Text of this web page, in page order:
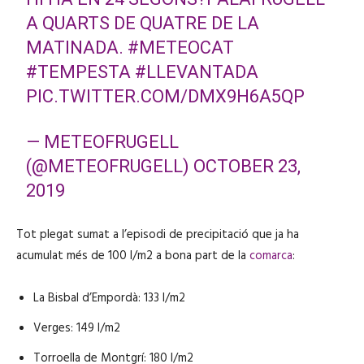
A QUARTS DE QUATRE DE LA
MATINADA. #METEOCAT
#TEMPESTA #LLEVANTADA
PIC.TWITTER.COM/DMX9H6A5QP
— METEOFRUGELL
(@METEOFRUGELL) OCTOBER 23,
2019
Tot plegat sumat a l’episodi de precipitació que ja ha
acumulat més de 100 l/m2 a bona part de la comarca:
La Bisbal d’Empordà: 133 l/m2
Verges: 149 l/m2
Torroella de Montgrí: 180 l/m2